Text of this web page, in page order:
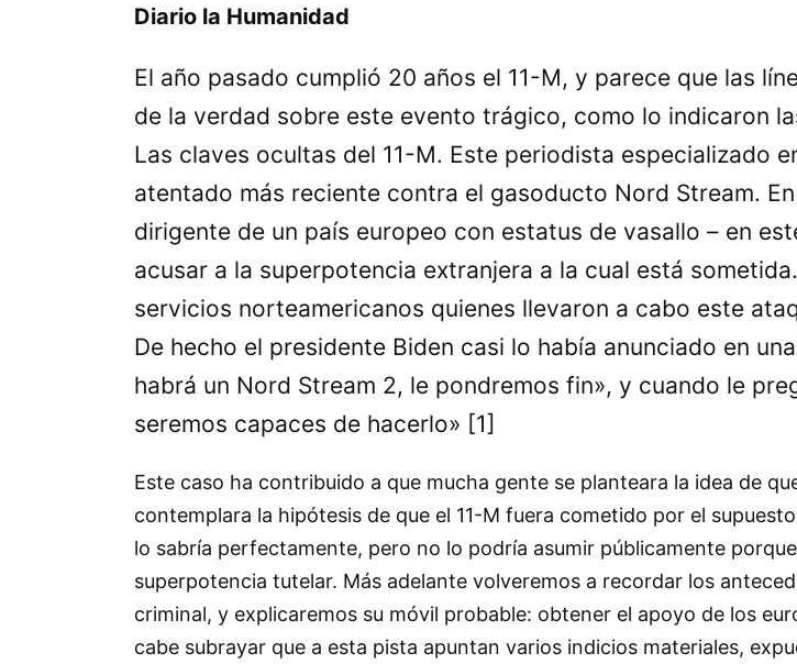
Diario la Humanidad
El año pasado cumplió 20 años el 11-M, y parece que las
de la verdad sobre este evento trágico, como lo indicaron
Las claves ocultas del 11-M. Este periodista especializado
atentado más reciente contra el gasoducto Nord Stream.
dirigente de un país europeo con estatus de vasallo – en
acusar a la superpotencia extranjera a la cual está
servicios norteamericanos quienes llevaron a cabo este
De hecho el presidente Biden casi lo había anunciado en
habrá un Nord Stream 2, le pondremos fin», y cuando le
seremos capaces de hacerlo» [1]
Este caso ha contribuido a que mucha gente se planteara la idea de
contemplara la hipótesis de que el 11-M fuera cometido por el
lo sabría perfectamente, pero no lo podría asumir públicamente
superpotencia tutelar. Más adelante volveremos a recordar los
criminal, y explicaremos su móvil probable: obtener el apoyo de los
cabe subrayar que a esta pista apuntan varios indicios materiales,